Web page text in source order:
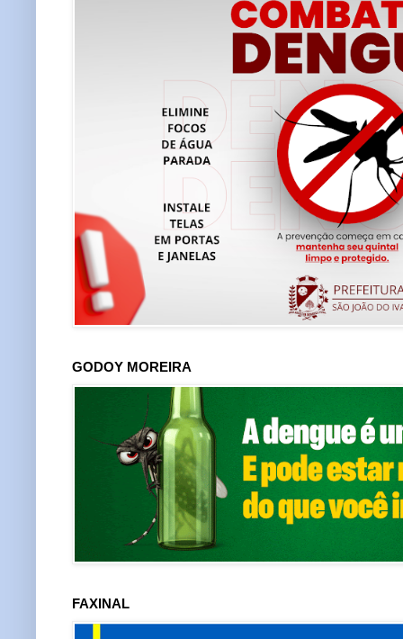
GODOY MOREIRA
FAXINAL